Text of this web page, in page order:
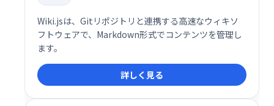
Wiki.jsは、Gitリポジトリと連携する高速なウィキソ
フトウェアで、Markdown形式でコンテンツを管理し
ます。
詳しく見る